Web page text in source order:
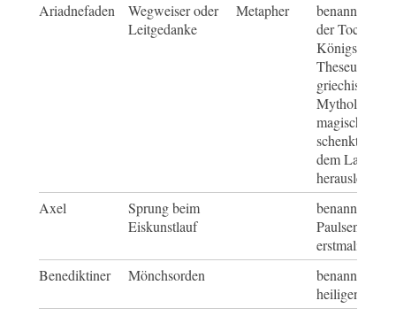
Ariadnefaden
Wegweiser oder
Leitgedanke
Metapher
benannt
der Tochter
Königs
Theseus in
griechischen
Mythologie
magischen
schenkt, der
dem
herausleitet
Axel
Sprung beim
Eiskunstlauf
benannt
Paulsen, der
erstmalig
Benediktiner
Mönchsorden
benannt nach
heiligen